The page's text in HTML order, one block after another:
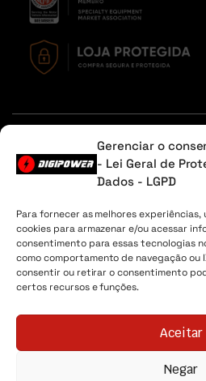
Gerenciar o
- Lei Geral de
Dados - LGPD
Para fornecer as melhores experiências,
cookies para armazenar e/ou acessar
consentimento para essas tecnologias
como comportamento de navegação ou
consentir ou retirar o consentimento
certos recursos e funções.
Aceitar
Negar
ou na aba
Sobre Nós Minha Conta Envio
Digipower® - 2026 Todos os direitos
04.225.147/0001-30